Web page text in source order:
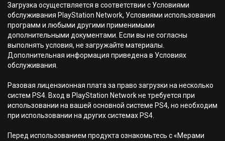
Загрузка осуществляется в соответствии с Условиями
обслуживания PlayStation Network, Условиями использования
программ и любыми другими применимыми
дополнительными документами. Если вы не согласны
выполнять условия, не загружайте материалы.
Дополнительная информация приведена в Условиях
обслуживания.
Разовая лицензионная плата за право загрузки на несколько
систем PS4. Вход в PlayStation Network не требуется при
использовании на вашей основной системе PS4, но необходим
при использовании на других системах PS4.
Перед использованием продукта ознакомьтесь с «Мерами